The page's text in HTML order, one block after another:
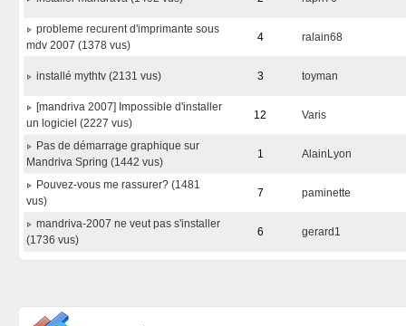
probleme recurent d'imprimante sous
mdv 2007 (1378 vus)
4 ralain68
installé mythtv (2131 vus) 3 toyman
[mandriva 2007] Impossible d'installer
un logiciel (2227 vus)
12 Varis
Pas de démarrage graphique sur
Mandriva Spring (1442 vus)
1 AlainLyon
Pouvez-vous me rassurer? (1481
vus)
7 paminette
mandriva-2007 ne veut pas s'installer
(1736 vus)
6 gerard1